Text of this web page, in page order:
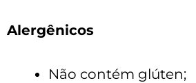
Alergênicos
Não contém glúten;